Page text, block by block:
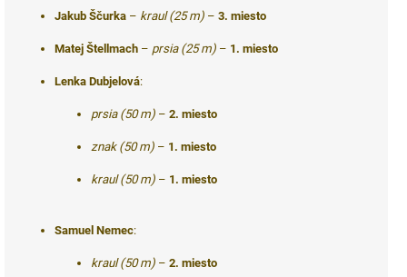
Jakub Ščurka – kraul (25 m) –3. miesto
Matej Štellmach – prsia (25 m) – 1. miesto
Lenka Dubjelová:
prsia (50 m) –2. miesto
znak (50 m) – 1. miesto
kraul (50 m) – 1. miesto
Samuel Nemec:
kraul (50 m) –2. miesto